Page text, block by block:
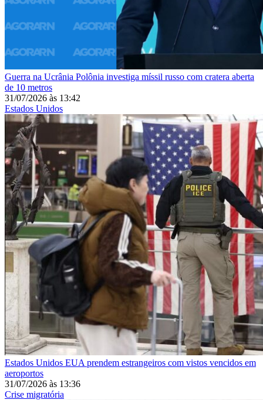
Guerra na Ucrânia Polônia investiga míssil russo com cratera aberta
de 10 metros
31/07/2026 às 13:42
Estados Unidos
Estados Unidos EUA prendem estrangeiros com vistos vencidos em
aeroportos
31/07/2026 às 13:36
Crise migratória